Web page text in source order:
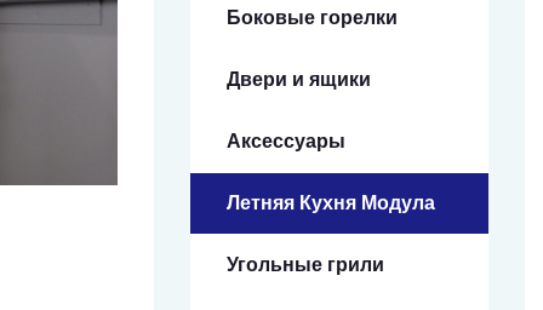
Боковые горелки
Двери и ящики
Аксессуары
Летняя Кухня Модула
Угольные грили